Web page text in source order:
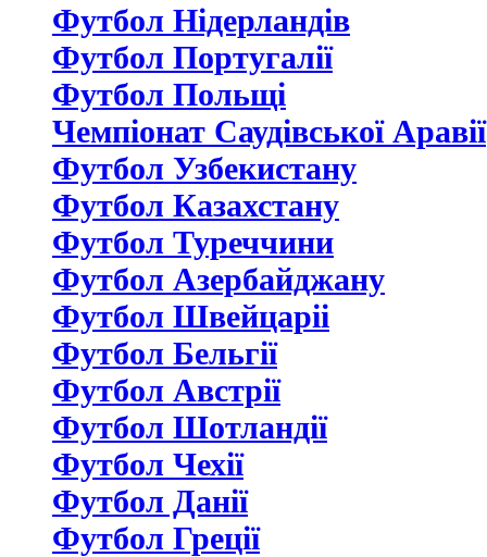
Футбол Нідерландiв
Футбол Португалії
Футбол Польщі
Чемпіонат Саудівської Аравії
Футбол Узбекистану
Футбол Казахстану
Футбол Туреччини
Футбол Азербайджану
Футбол Швейцаріі
Футбол Бельгії
Футбол Австрії
Футбол Шотландії
Футбол Чехії
Футбол Данії
Футбол Греції